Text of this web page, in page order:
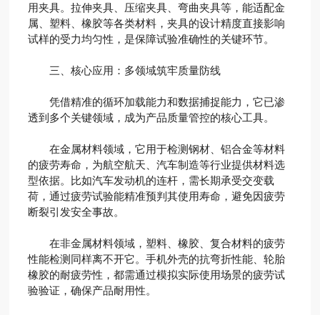
用夹具。拉伸夹具、压缩夹具、弯曲夹具等，能适配金
属、塑料、橡胶等各类材料，夹具的设计精度直接影响
试样的受力均匀性，是保障试验准确性的关键环节。
三、核心应用：多领域筑牢质量防线
凭借精准的循环加载能力和数据捕捉能力，它已渗
透到多个关键领域，成为产品质量管控的核心工具。
在金属材料领域，它用于检测钢材、铝合金等材料
的疲劳寿命，为航空航天、汽车制造等行业提供材料选
型依据。比如汽车发动机的连杆，需长期承受交变载
荷，通过疲劳试验能精准预判其使用寿命，避免因疲劳
断裂引发安全事故。
在非金属材料领域，塑料、橡胶、复合材料的疲劳
性能检测同样离不开它。手机外壳的抗弯折性能、轮胎
橡胶的耐疲劳性，都需通过模拟实际使用场景的疲劳试
验验证，确保产品耐用性。